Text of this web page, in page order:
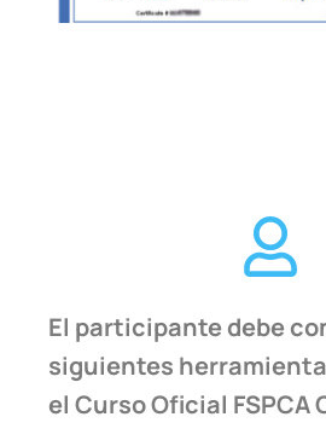
El participante debe
siguientes
el Curso Oficial FSPCA